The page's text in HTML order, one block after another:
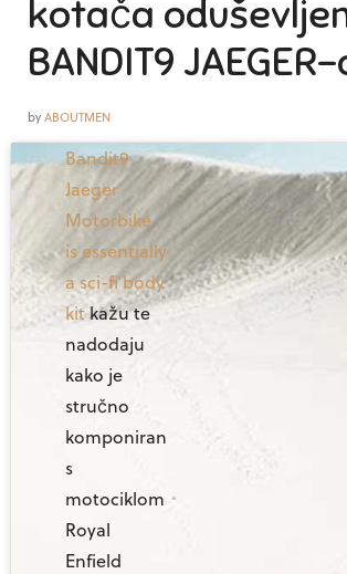
kotača
BANDIT9
byABOUTMEN
Bandit9
Jaeger
Motorbike
is essentially
a sci-fi body
kitkažu te
nadodaju
kako je
stručno
komponiran
s
motociklom
Royal
Enfield